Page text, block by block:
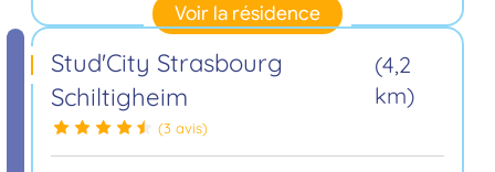
Voir la résidence
Stud'City Strasbourg
Schiltigheim
(4,2
km)
(3 avis)